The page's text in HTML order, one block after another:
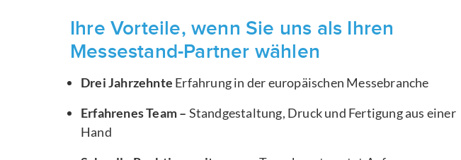
Ihre Vorteile, wenn Sie uns als Ihren
Messestand-Partner wählen
Drei Jahrzehnte Erfahrung in der europäischen Messebranche
Erfahrenes Team – Standgestaltung, Druck und Fertigung aus einer
Hand